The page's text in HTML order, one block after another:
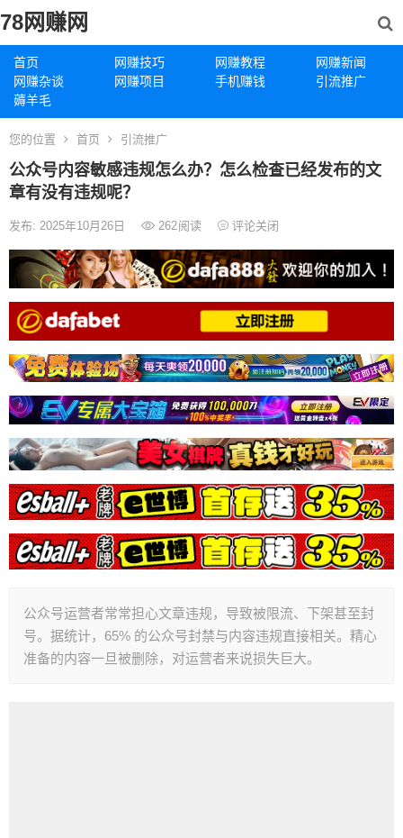
78网赚网
首页 网赚技巧 网赚教程
网赚新闻
网赚杂谈
网赚项目 手机赚钱
引流推广
薅羊毛
您的位置 首页 引流推广
公众号内容敏感违规怎么办？怎么检查已经发布的文
章有没有违规呢？
发布: 2025年10月26日 262阅读 评论关闭
公众号运营者常常担心文章违规，导致被限流、下架甚至封
号。据统计，65% 的公众号封禁与内容违规直接相关。精心
准备的内容一旦被删除，对运营者来说损失巨大。